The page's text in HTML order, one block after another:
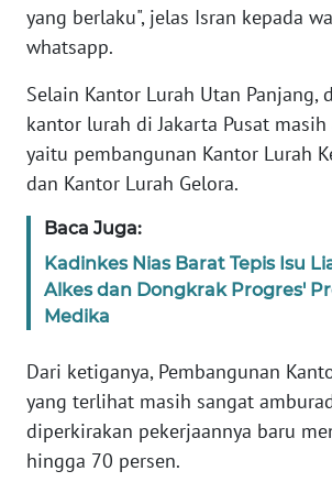
yang berlaku", jelas Isran kepada
whatsapp.
Selain Kantor Lurah Utan Panjang,
kantor lurah di Jakarta Pusat masih
yaitu pembangunan Kantor Lurah
dan Kantor Lurah Gelora.
Baca Juga:
Kadinkes Nias Barat Tepis Isu
Alkes dan Dongkrak Progres'
Medika
Dari ketiganya, Pembangunan
yang terlihat masih sangat
diperkirakan pekerjaannya baru
hingga 70 persen.
JAMBI
SULTRA
WN
NTB
WN
SULTENG
WN
WN
BABEL